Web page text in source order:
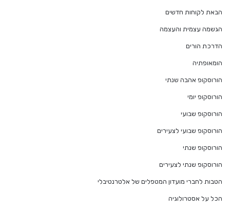
הבאת לקוחות חדשים
הגשמה עצמית והעצמה
הדרכת הורים
הומאופתיה
הורוסקופ אהבה שנתי
הורוסקופ יומי
הורוסקופ שבועי
הורוסקופ שבועי לצעירים
הורוסקופ שנתי
הורוסקופ שנתי לצעירים
הטבות לחברי מועדון המטפלים של אלטרנטיבלי
הכל על אסטרולוגיה